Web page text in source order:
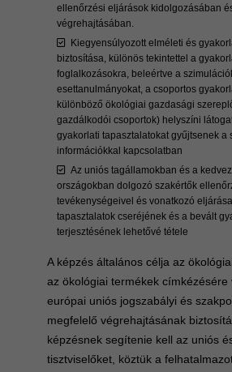
ellenőrzési eljárások kidolgozásában
végrehajtásában.
Kiegyensúlyozott elméleti és
biztosítása, különös tekintettel a
foglalkozásokra, beleértve a
esettanulmányokat, a csoportos
különböző ökológiai gazdasági
gazdálkodói csoportok) helyszíni
gyakorlati tapasztalatokat gyűjtsenek a
információkkal kapcsolatban
Az uniós tagállamokban és a
országokban dolgozó szakértők
tevékenységeivel és vonatkozó
tapasztalatok cseréjének és a bevált
terjesztésének lehetővé tétele
A képzés általános célja az
az ökológiai termékek címkézésére
európai uniós jogszabályi és
megfelelő végrehajtásának
képzésnek segítenie kell az uniós
tisztviselőket, köztük a